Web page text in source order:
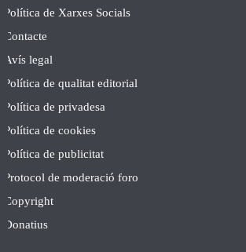
Política de Xarxes Socials
Contacte
Avís legal
Política de qualitat editorial
Política de privadesa
Política de cookies
Política de publicitat
Protocol de moderació foro
Copyright
Donatius